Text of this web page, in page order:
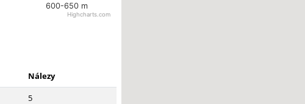
600-650 m
Highcharts.com
Nálezy
5